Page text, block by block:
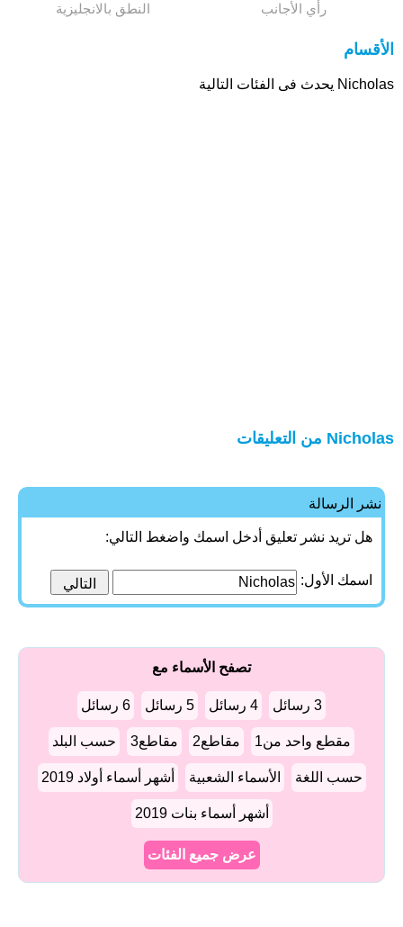
النطق بالانجليزية رأي الأجانب
الأقسام
Nicholas يحدث فى الفئات التالية
Nicholas من التعليقات
نشر الرسالة
هل تريد نشر تعليق أدخل اسمك واضغط التالي:
اسمك الأول:
تصفح الأسماء مع
3 رسائل 4 رسائل 5 رسائل 6 رسائل
مقطع واحد من1 مقاطع2 مقاطع3 حسب البلد
حسب اللغة الأسماء الشعبية أشهر أسماء أولاد 2019
أشهر أسماء بنات 2019
عرض جميع الفئات